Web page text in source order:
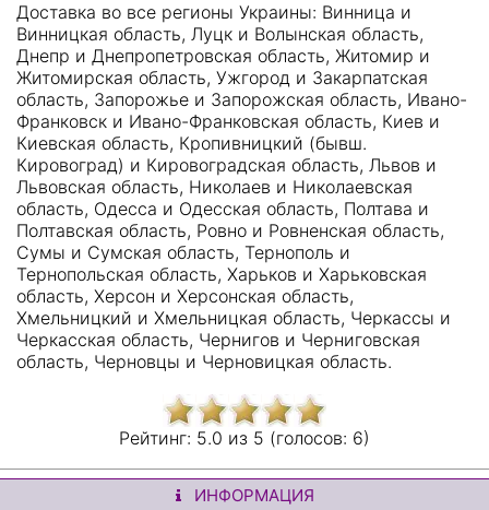
Доставка во все регионы Украины: Винница и
Винницкая область, Луцк и Волынская область,
Днепр и Днепропетровская область, Житомир и
Житомирская область, Ужгород и Закарпатская
область, Запорожье и Запорожская область, Ивано-
Франковск и Ивано-Франковская область, Киев и
Киевская область, Кропивницкий (бывш.
Кировоград) и Кировоградская область, Львов и
Львовская область, Николаев и Николаевская
область, Одесса и Одесская область, Полтава и
Полтавская область, Ровно и Ровненская область,
Сумы и Сумская область, Тернополь и
Тернопольская область, Харьков и Харьковская
область, Херсон и Херсонская область,
Хмельницкий и Хмельницкая область, Черкассы и
Черкасская область, Чернигов и Черниговская
область, Черновцы и Черновицкая область.
Рейтинг: 5.0 из 5 (голосов: 6)
ИНФОРМАЦИЯ